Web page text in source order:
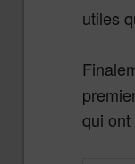
utiles
qui ont